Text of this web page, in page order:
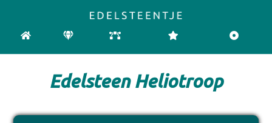
Edelsteen Heliotroop